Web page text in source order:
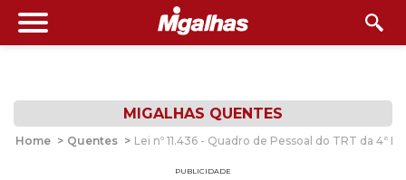
MIGALHAS QUENTES
Home > Quentes > Lei nº 11.436 - Quadro de Pessoal do TRT da 4ª
PUBLICIDADE